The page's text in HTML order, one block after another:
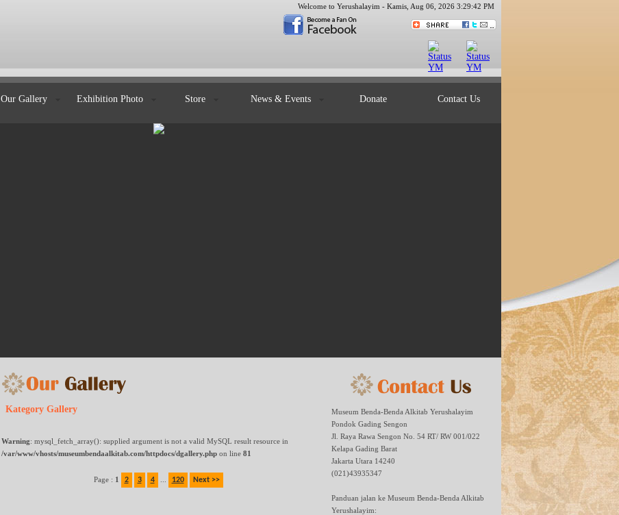
Welcome to Yerushalayim - Kamis, Aug 06, 2026 3:29:42 PM
Our Gallery Exhibition Photo Store News & Events Donate Contact Us
Kategory Gallery
Warning: mysql_fetch_array(): supplied argument is not a valid MySQL result resource in
/var/www/vhosts/museumbendaalkitab.com/httpdocs/dgallery.php on line 81
Page : 1 2 3 4 120 Next >>
Museum Benda-Benda Alkitab Yerushalayim
Pondok Gading Sengon
Jl. Raya Rawa Sengon No. 54 RT/ RW 001/022
Kelapa Gading Barat
Jakarta Utara 14240
(021)43935347
Panduan jalan ke Museum Benda-Benda Alkitab
Yerushalayim: